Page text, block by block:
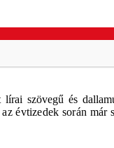
szövegű és
évtizedek során már